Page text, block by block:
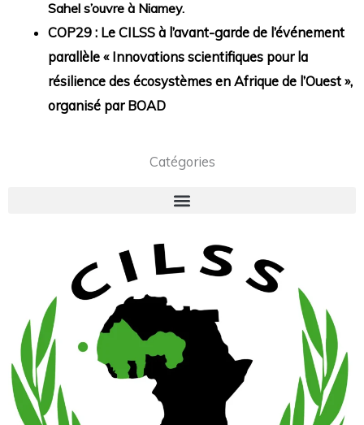
Sahel s’ouvre à Niamey.
COP29 : Le CILSS à l’avant-garde de l’événement
parallèle « Innovations scientifiques pour la
résilience des écosystèmes en Afrique de l’Ouest »,
organisé par BOAD
Catégories